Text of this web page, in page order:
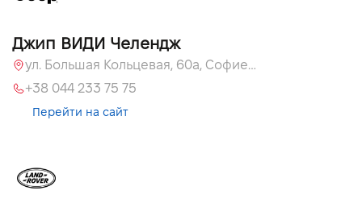
Джип ВИДИ Челендж
ул. Большая Кольцевая, 60а, Софиевская Борщаговка, Киевская обл.
+38 044 233 75 75
Перейти на сайт